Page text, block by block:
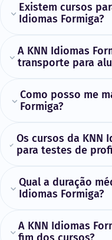
Existem cursos
Idiomas Formiga?
A KNN Idiomas
transporte para
Como posso me
Formiga?
Os cursos da KNN
para testes de
Qual a duração
Idiomas Formiga?
A KNN Idiomas